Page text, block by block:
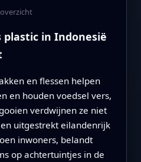
plastic in Indonesië
en flessen helpen
en houden voedsel vers,
verdwijnen ze niet
uitgestrekt eilandenrijk
inwoners, belandt
op achtertuintjes in de